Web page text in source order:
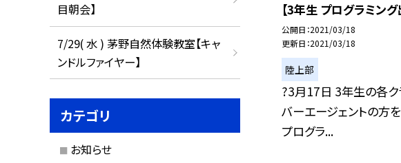
【3年生 プログラミング
公開日 2021/03/18
更新日 2021/03/18
陸上部
?3月17日 3年生の各ク
バーエージェントの方
プログラ...
目朝会】
7/29( 水 ) 茅野自然体験教室【キャ
ンドルファイヤー】
カテゴリ
お知らせ